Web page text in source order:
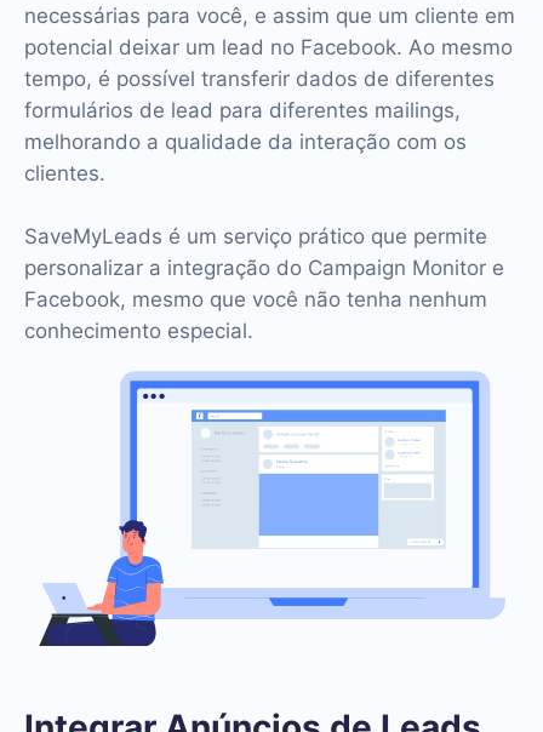
necessárias para você, e assim que um cliente em
potencial deixar um lead no Facebook. Ao mesmo
tempo, é possível transferir dados de diferentes
formulários de lead para diferentes mailings,
melhorando a qualidade da interação com os
clientes.
SaveMyLeads é um serviço prático que permite
personalizar a integração do Campaign Monitor e
Facebook, mesmo que você não tenha nenhum
conhecimento especial.